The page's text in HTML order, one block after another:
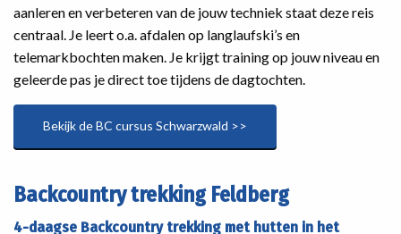
aanleren en verbeteren van de jouw techniek staat deze reis
centraal. Je leert o.a. afdalen op langlaufski’s en
telemarkbochten maken. Je krijgt training op jouw niveau en
geleerde pas je direct toe tijdens de dagtochten.
Bekijk de BC cursus Schwarzwald >>
Backcountry trekking Feldberg
4-daagse Backcountry trekking met hutten in het